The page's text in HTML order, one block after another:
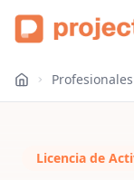
Profesionales
Licencia de